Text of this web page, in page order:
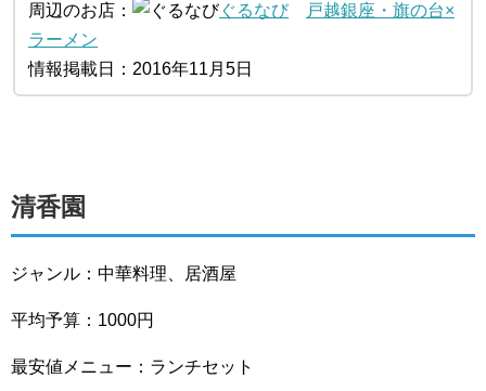
周辺のお店：
ぐるなび
戸越銀座・旗の台×
ラーメン
情報掲載日：2016年11月5日
清香園
ジャンル：中華料理、居酒屋
平均予算：1000円
最安値メニュー：ランチセット